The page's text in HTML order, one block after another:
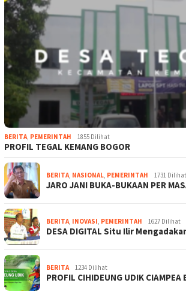
BERITA, PEMERINTAH 1855 Dilihat
PROFIL TEGAL KEMANG BOGOR
BERITA, NASIONAL, PEMERINTAH 1731 Dilihat
JARO JANI BUKA-BUKAAN PER
BERITA, INOVASI, PEMERINTAH 1627 Dilihat
DESA DIGITAL Situ Ilir
BERITA 1234 Dilihat
PROFIL CIHIDEUNG UDIK CIAMPEA